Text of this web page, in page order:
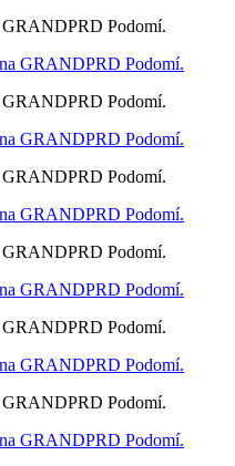
GRANDPRD Podomí.
GRANDPRD Podomí.
GRANDPRD Podomí.
GRANDPRD Podomí.
GRANDPRD Podomí.
GRANDPRD Podomí.